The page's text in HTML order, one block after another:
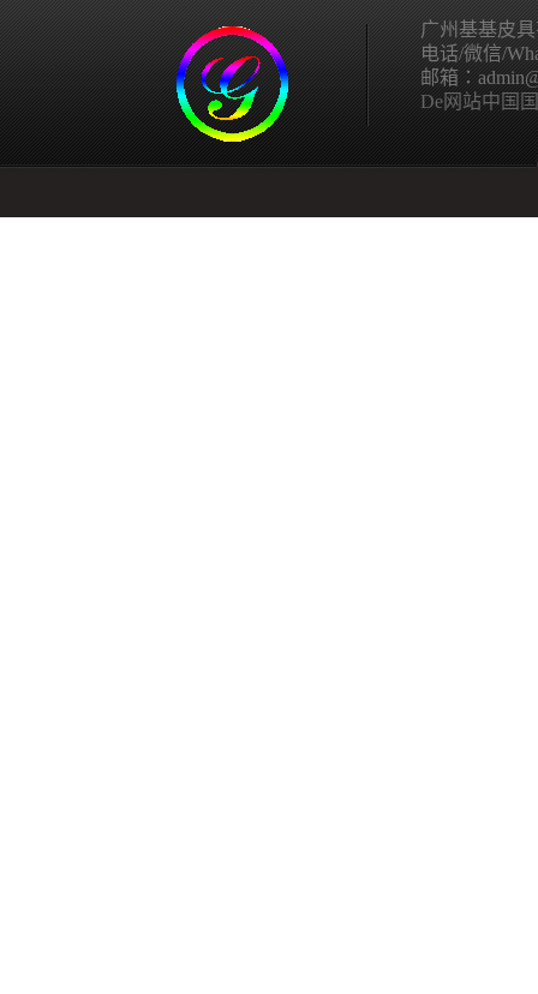
广州基基皮
电话/微信/
邮箱：
De网站中国